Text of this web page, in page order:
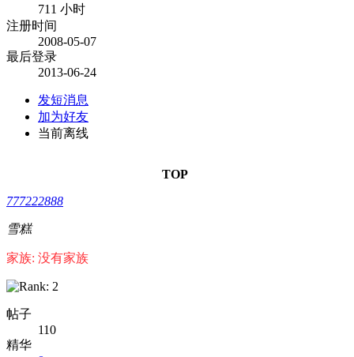
711 小时
注册时间
2008-05-07
最后登录
2013-06-24
发短消息
加为好友
当前离线
TOP
777222888
雪糕
家族: 没有家族
帖子
110
精华